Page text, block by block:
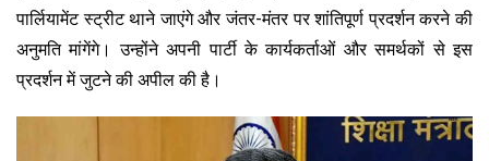
पार्लियामेंट स्ट्रीट थाने जाएंगे और जंतर-मंतर पर शांतिपूर्ण प्रदर्शन करने की
अनुमति मांगेंगे। उन्होंने अपनी पार्टी के कार्यकर्ताओं और समर्थकों से इस
प्रदर्शन में जुटने की अपील की है।